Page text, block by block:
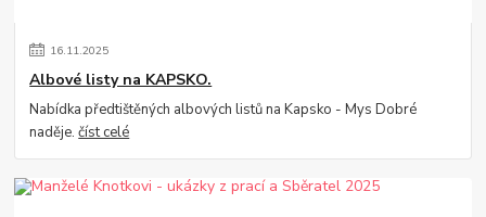
16.11.2025
Albové listy na KAPSKO.
Nabídka předtištěných albových listů na Kapsko - Mys Dobré
naděje.číst celé